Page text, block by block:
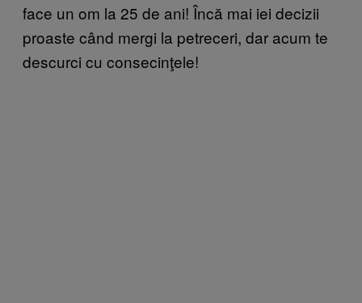
face un om la 25 de ani! Încă mai iei decizii
proaste când mergi la petreceri, dar acum te
descurci cu consecinţele!